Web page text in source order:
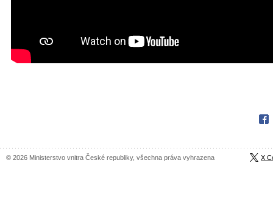
© 2026 Ministerstvo vnitra České republiky, všechna práva vyhrazena X